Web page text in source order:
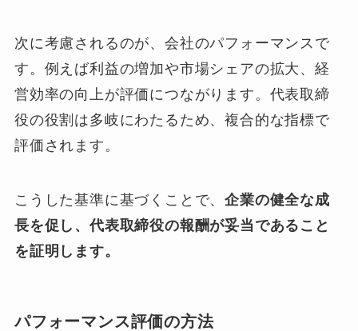
次に考慮されるのが、会社のパフォーマンスで
す。例えば利益の増加や市場シェアの拡大、経
営効率の向上が評価につながります。代表取締
役の役割は多岐にわたるため、複合的な指標で
評価されます。
こうした基準に基づくことで、企業の健全な成
長を促し、代表取締役の報酬が妥当であること
を証明します。
パフォーマンス評価の方法